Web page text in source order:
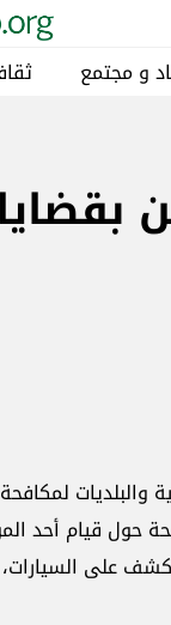
و مجتمع
والبلديات
حول قيام أحد
على